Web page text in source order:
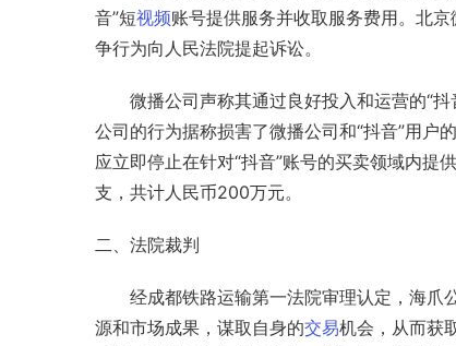
音”短视频账号提供服务并收取服务费用。北
争行为向人民法院提起诉讼。
微播公司声称其通过良好投入和运营的“
公司的行为据称损害了微播公司和“抖音”用户
应立即停止在针对“抖音”账号的买卖领域内
支，共计人民币200万元。
二、法院裁判
经成都铁路运输第一法院审理认定，海爪
源和市场成果，谋取自身的交易机会，从而获